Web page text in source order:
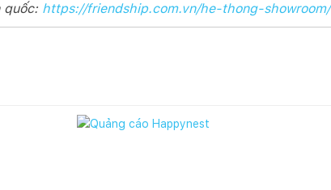
quốc: https://friendship.com.vn/he-thong-showroom/